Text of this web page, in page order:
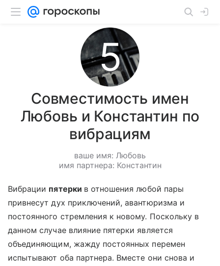
Совместимость имен
Любовь и Константин по
вибрациям
ваше имя: Любовь
имя партнера: Константин
Вибрации пятерки в отношения любой пары
привнесут дух приключений, авантюризма и
постоянного стремления к новому. Поскольку в
данном случае влияние пятерки является
объединяющим, жажду постоянных перемен
испытывают оба партнера. Вместе они снова и